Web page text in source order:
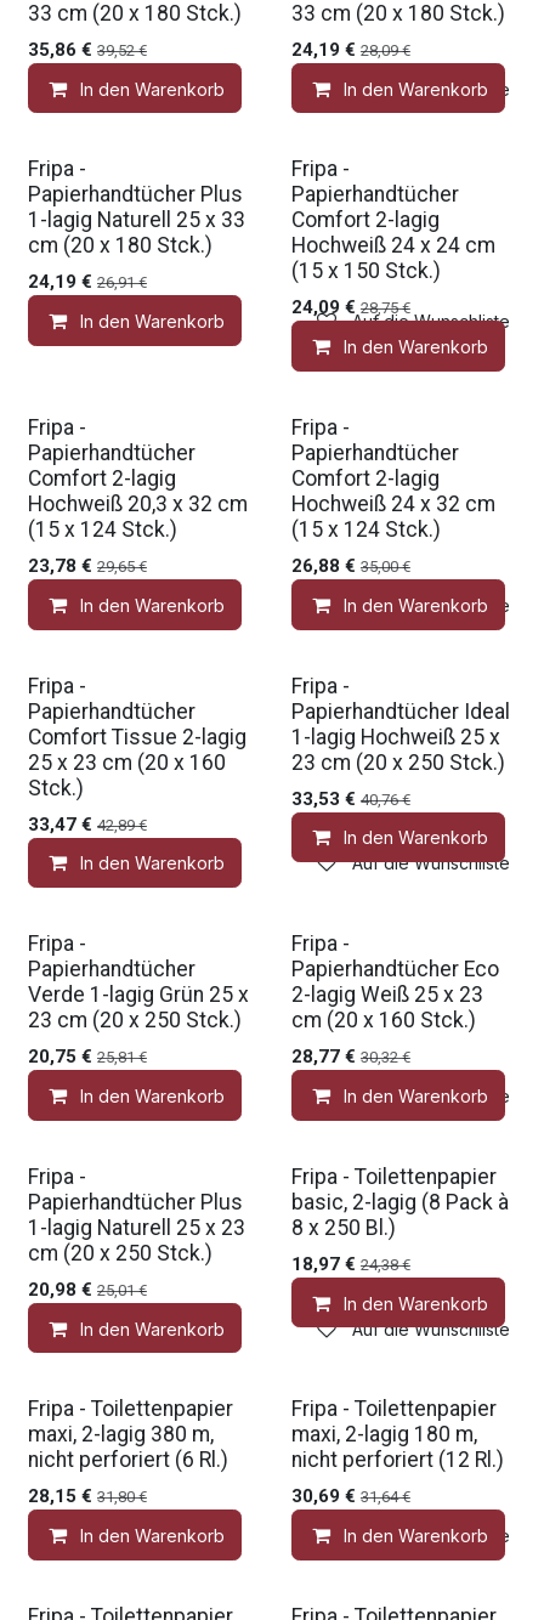
33 cm (20 x 180 Stck.)
35,86 € 39,52€
In den Warenkorb Auf die Wunschliste
33 cm (20 x 180 Stck.)
24,19 € 28,09€
In den Warenkorb
Fripa -
Papierhandtücher Plus
1-lagig Naturell 25 x 33
cm (20 x 180 Stck.)
24,19 € 26,91€
In den Warenkorb Auf die Wunschliste
Fripa -
Papierhandtücher
Comfort 2-lagig
Hochweiß 24 x 24 cm
(15 x 150 Stck.)
24,09 € 28,75€
In den Warenkorb
Fripa -
Papierhandtücher
Comfort 2-lagig
Hochweiß 20,3 x 32 cm
(15 x 124 Stck.)
23,78 € 29,65€
In den Warenkorb Auf die Wunschliste
Fripa -
Papierhandtücher
Comfort 2-lagig
Hochweiß 24 x 32 cm
(15 x 124 Stck.)
26,88 € 35,00€
In den Warenkorb
Fripa -
Papierhandtücher
Comfort Tissue 2-lagig
25 x 23 cm (20 x 160
Stck.)
33,47 € 42,89€
In den Warenkorb Auf die Wunschliste
Fripa -
Papierhandtücher Ideal
1-lagig Hochweiß 25 x
23 cm (20 x 250 Stck.)
33,53 € 40,76€
In den Warenkorb
Fripa -
Papierhandtücher
Verde 1-lagig Grün 25 x
23 cm (20 x 250 Stck.)
20,75 € 25,81€
In den Warenkorb Auf die Wunschliste
Fripa -
Papierhandtücher Eco
2-lagig Weiß 25 x 23
cm (20 x 160 Stck.)
28,77€ 30,32€
In den Warenkorb
Fripa -
Papierhandtücher Plus
1-lagig Naturell 25 x 23
cm (20 x 250 Stck.)
20,98 € 25,01€
In den Warenkorb Auf die Wunschliste
Fripa - Toilettenpapier
basic, 2-lagig (8 Pack à
8 x 250 Bl.)
18,97€ 24,38€
In den Warenkorb
Fripa - Toilettenpapier
maxi, 2-lagig 380 m,
nicht perforiert (6 Rl.)
28,15 € 31,80€
In den Warenkorb Auf die Wunschliste
Fripa - Toilettenpapier
maxi, 2-lagig 180 m,
nicht perforiert (12 Rl.)
30,69 € 31,64€
In den Warenkorb